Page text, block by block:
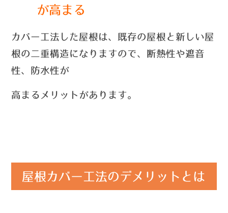
が高まる
カバー工法した屋根は、既存の屋根と新しい屋
根の二重構造になりますので、断熱性や遮音
性、防水性が
高まるメリットがあります。
屋根カバー工法のデメリットとは